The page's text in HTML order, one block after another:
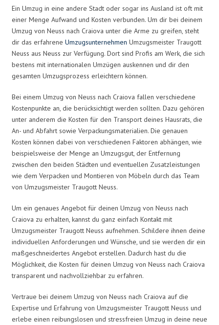
Ein Umzug in eine andere Stadt oder sogar ins Ausland ist oft mit
einer Menge Aufwand und Kosten verbunden. Um dir bei deinem
Umzug von Neuss nach Craiova unter die Arme zu greifen, steht
dir das erfahrene Umzugsunternehmen Umzugsmeister Traugott
Neuss aus Neuss zur Verfügung. Dort sind Profis am Werk, die sich
bestens mit internationalen Umzügen auskennen und dir den
gesamten Umzugsprozess erleichtern können.
Bei einem Umzug von Neuss nach Craiova fallen verschiedene
Kostenpunkte an, die berücksichtigt werden sollten. Dazu gehören
unter anderem die Kosten für den Transport deines Hausrats, die
An- und Abfahrt sowie Verpackungsmaterialien. Die genauen
Kosten können dabei von verschiedenen Faktoren abhängen, wie
beispielsweise der Menge an Umzugsgut, der Entfernung
zwischen den beiden Städten und eventuellen Zusatzleistungen
wie dem Verpacken und Montieren von Möbeln durch das Team
von Umzugsmeister Traugott Neuss.
Um ein genaues Angebot für deinen Umzug von Neuss nach
Craiova zu erhalten, kannst du ganz einfach Kontakt mit
Umzugsmeister Traugott Neuss aufnehmen. Schildere ihnen deine
individuellen Anforderungen und Wünsche, und sie werden dir ein
maßgeschneidertes Angebot erstellen. Dadurch hast du die
Möglichkeit, die Kosten für deinen Umzug von Neuss nach Craiova
transparent und nachvollziehbar zu erfahren.
Vertraue bei deinem Umzug von Neuss nach Craiova auf die
Expertise und Erfahrung von Umzugsmeister Traugott Neuss und
erlebe einen reibungslosen und stressfreien Umzug in deine neue